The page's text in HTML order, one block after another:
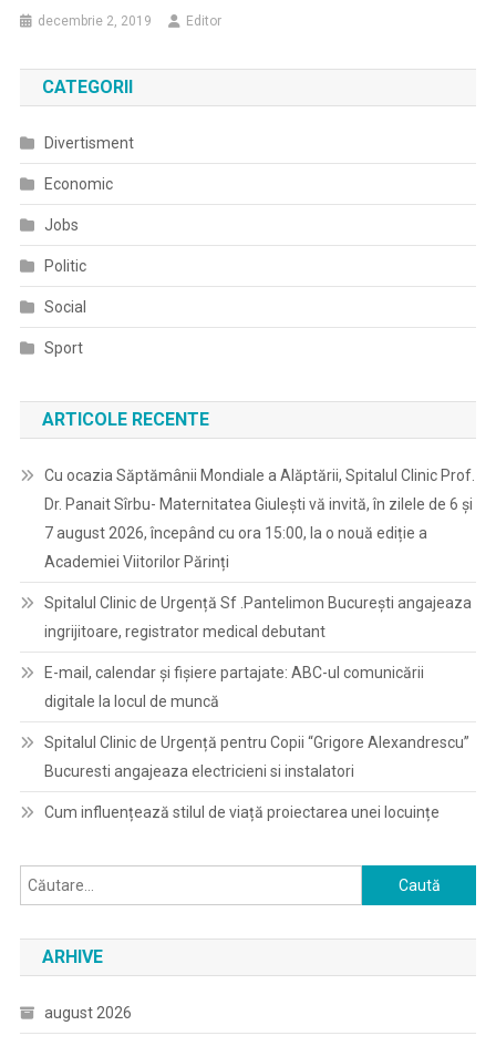
decembrie 2, 2019 Editor
CATEGORII
Divertisment
Economic
Jobs
Politic
Social
Sport
ARTICOLE RECENTE
Cu ocazia Săptămânii Mondiale a Alăptării, Spitalul Clinic Prof.
Dr. Panait Sîrbu- Maternitatea Giulești vă invită, în zilele de 6 și
7 august 2026, începând cu ora 15:00, la o nouă ediție a
Academiei Viitorilor Părinți
Spitalul Clinic de Urgență Sf .Pantelimon București angajeaza
ingrijitoare, registrator medical debutant
E-mail, calendar şi fişiere partajate: ABC-ul comunicării
digitale la locul de muncă
Spitalul Clinic de Urgență pentru Copii “Grigore Alexandrescu”
Bucuresti angajeaza electricieni si instalatori
Cum influențează stilul de viață proiectarea unei locuințe
Caută
după:
ARHIVE
august 2026